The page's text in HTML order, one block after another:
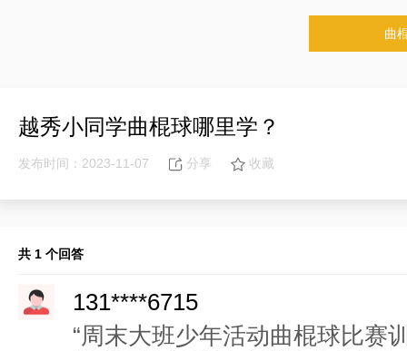
曲
越秀小同学曲棍球哪里学？
发布时间：2023-11-07 分享 收藏
共 1 个回答
131****6715
“周末大班少年活动曲棍球比赛